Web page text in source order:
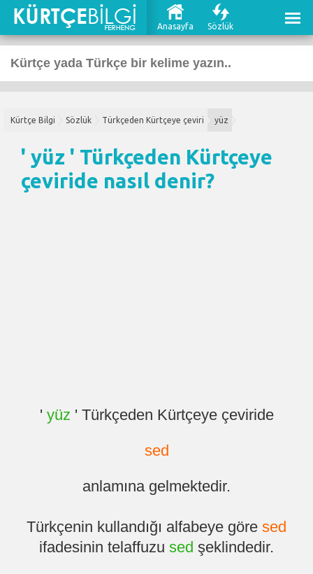
Anasayfa Sözlük
Kürtçe Bilgi Sözlük Türkçeden Kürtçeye çeviri yüz
' yüz ' Türkçeden Kürtçeye
çeviride nasıl denir?
' yüz ' Türkçeden Kürtçeye çeviride
sed
anlamına gelmektedir.
Türkçenin kullandığı alfabeye göre sed
ifadesinin telaffuzu sed şeklindedir.